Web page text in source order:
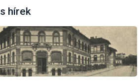
hírek